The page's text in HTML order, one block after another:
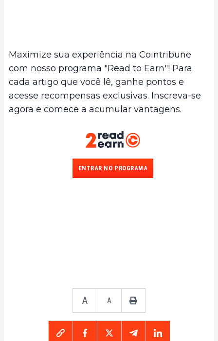
Maximize sua experiência na Cointribune
com nosso programa "Read to Earn"! Para
cada artigo que você lê, ganhe pontos e
acesse recompensas exclusivas. Inscreva-se
agora e comece a acumular vantagens.
ENTRAR NO PROGRAMA
A A